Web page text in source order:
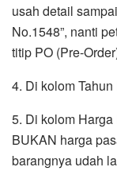
usah detail
No.1548”, nanti
titip PO (Pre-
4. Di kolom
5. Di kolom
BUKAN harga
barangnya udah